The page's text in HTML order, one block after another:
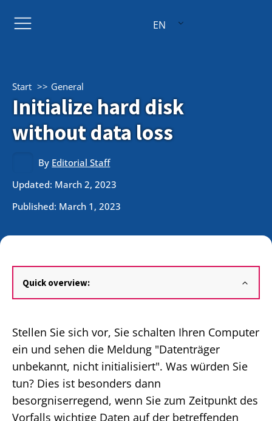
EN
Start General
Initialize hard disk
without data loss
By Editorial Staff
Updated: March 2, 2023
Published: March 1, 2023
Quick overview:
Stellen Sie sich vor, Sie schalten Ihren Computer
ein und sehen die Meldung "Datenträger
unbekannt, nicht initialisiert". Was würden Sie
tun? Dies ist besonders dann
besorgniserregend, wenn Sie zum Zeitpunkt des
Vorfalls wichtige Daten auf der betreffenden